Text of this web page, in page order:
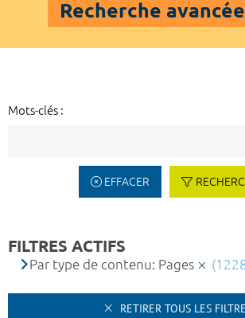
Recherche avancée
Mots-clés :
EFFACER
FILTRES ACTIFS
Par type de contenu: Pages
RETIRER TOUS LES